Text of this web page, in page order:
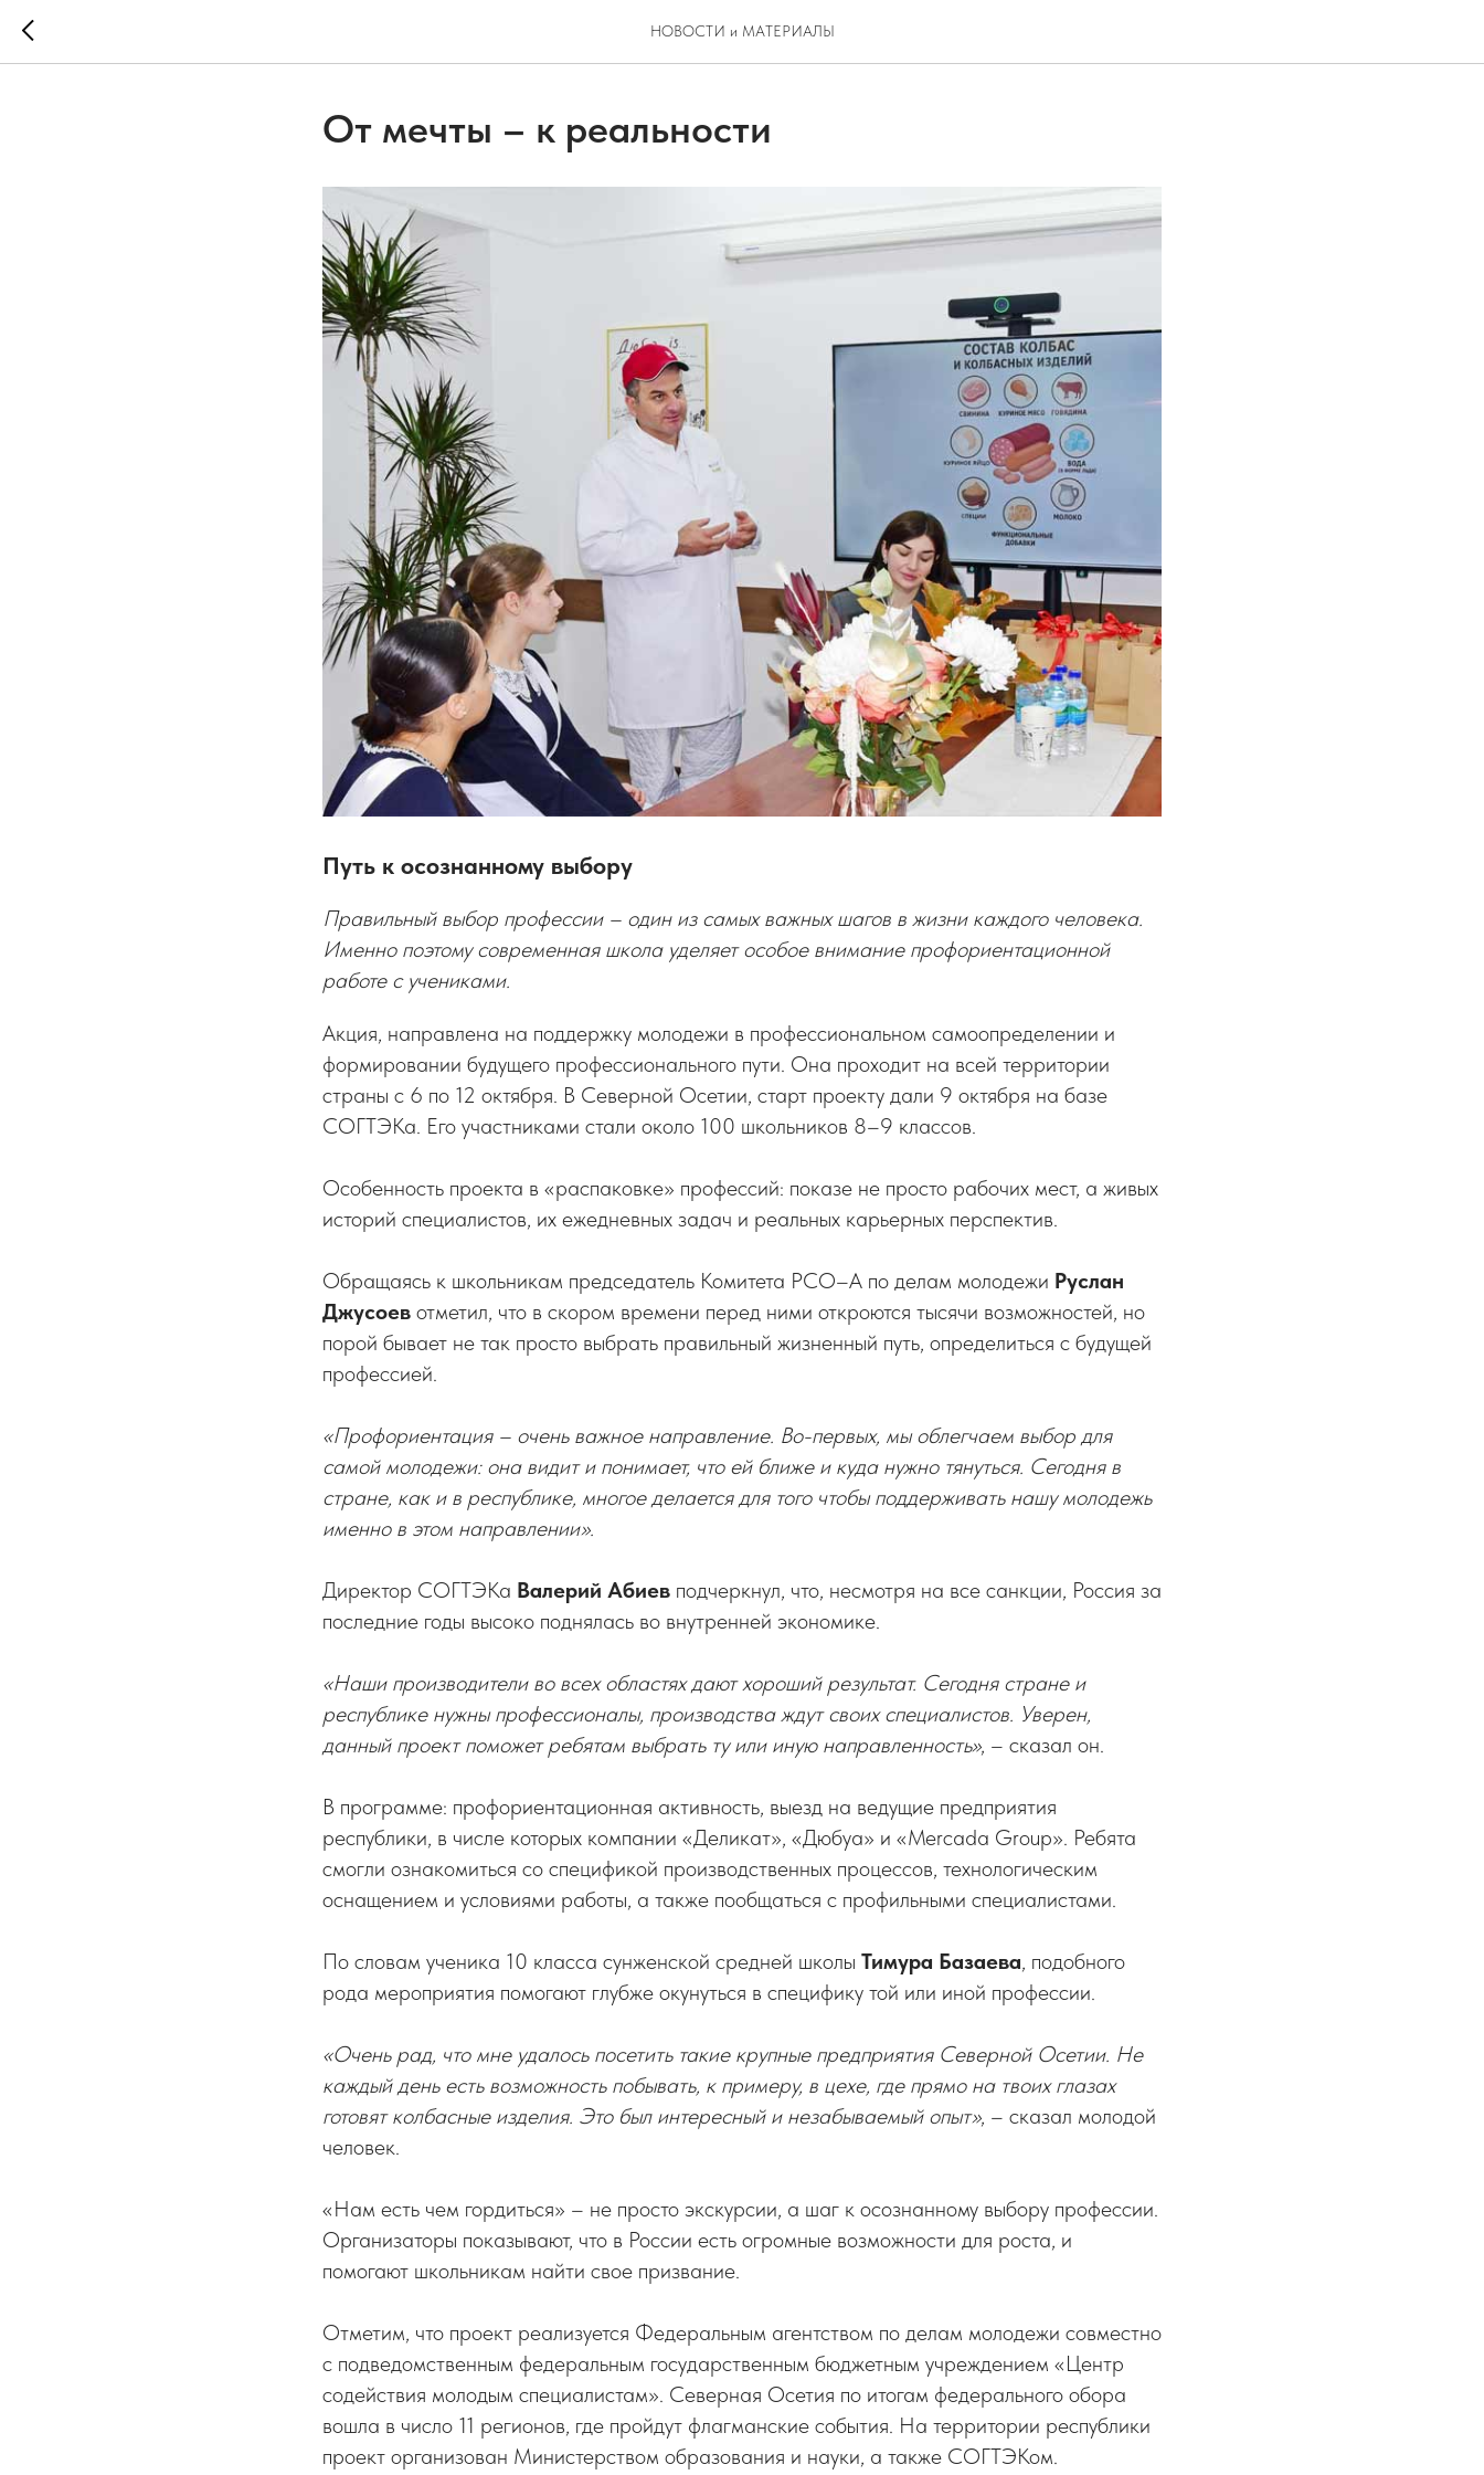
НОВОСТИ и МАТЕРИАЛЫ
От мечты – к реальности
Путь к осознанному выбору
Правильный выбор профессии – один из самых важных шагов в жизни каждого человека.
Именно поэтому современная школа уделяет особое внимание профориентационной
работе с учениками.
Акция, направлена на поддержку молодежи в профессиональном самоопределении и
формировании будущего профессионального пути. Она проходит на всей территории
страны с 6 по 12 октября. В Северной Осетии, старт проекту дали 9 октября на базе
СОГТЭКа. Его участниками стали около 100 школьников 8–9 классов.
Особенность проекта в «распаковке» профессий: показе не просто рабочих мест, а живых
историй специалистов, их ежедневных задач и реальных карьерных перспектив.
Обращаясь к школьникам председатель Комитета РСО–А по делам молодежи Руслан
Джусоев отметил, что в скором времени перед ними откроются тысячи возможностей, но
порой бывает не так просто выбрать правильный жизненный путь, определиться с будущей
профессией.
«Профориентация – очень важное направление. Во-первых, мы облегчаем выбор для
самой молодежи: она видит и понимает, что ей ближе и куда нужно тянуться. Сегодня в
стране, как и в республике, многое делается для того чтобы поддерживать нашу молодежь
именно в этом направлении».
Директор СОГТЭКа Валерий Абиев подчеркнул, что, несмотря на все санкции, Россия за
последние годы высоко поднялась во внутренней экономике.
«Наши производители во всех областях дают хороший результат. Сегодня стране и
республике нужны профессионалы, производства ждут своих специалистов. Уверен,
данный проект поможет ребятам выбрать ту или иную направленность», – сказал он.
В программе: профориентационная активность, выезд на ведущие предприятия
республики, в числе которых компании «Деликат», «Дюбуа» и «Mercada Group». Ребята
смогли ознакомиться со спецификой производственных процессов, технологическим
оснащением и условиями работы, а также пообщаться с профильными специалистами.
По словам ученика 10 класса сунженской средней школы Тимура Базаева, подобного
рода мероприятия помогают глубже окунуться в специфику той или иной профессии.
«Очень рад, что мне удалось посетить такие крупные предприятия Северной Осетии. Не
каждый день есть возможность побывать, к примеру, в цехе, где прямо на твоих глазах
готовят колбасные изделия. Это был интересный и незабываемый опыт», – сказал молодой
человек.
«Нам есть чем гордиться» – не просто экскурсии, а шаг к осознанному выбору профессии.
Организаторы показывают, что в России есть огромные возможности для роста, и
помогают школьникам найти свое призвание.
Отметим, что проект реализуется Федеральным агентством по делам молодежи совместно
с подведомственным федеральным государственным бюджетным учреждением «Центр
содействия молодым специалистам». Северная Осетия по итогам федерального обора
вошла в число 11 регионов, где пройдут флагманские события. На территории республики
проект организован Министерством образования и науки, а также СОГТЭКом.